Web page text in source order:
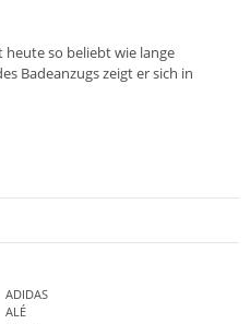
heute so beliebt wie lange
Badeanzugs zeigt er sich in
ADIDAS
ALÉ